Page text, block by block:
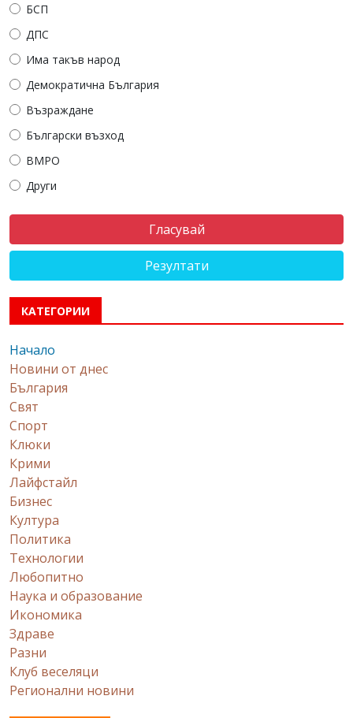
БСП
ДПС
Има такъв народ
Демократична България
Възраждане
Български възход
ВМРО
Други
Резултати
КАТЕГОРИИ
Начало
Новини от днес
България
Свят
Спорт
Клюки
Крими
Лайфстайл
Бизнес
Култура
Политика
Технологии
Любопитно
Наука и образование
Икономика
Здраве
Разни
Клуб веселяци
Регионални новини